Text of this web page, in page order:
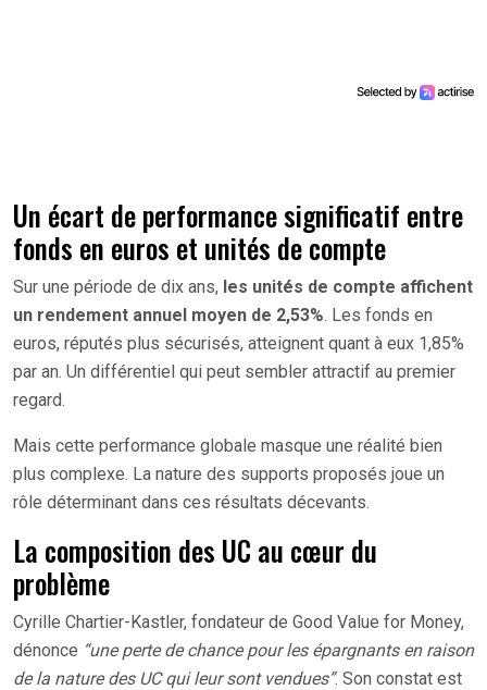
Un écart de performance significatif entre
fonds en euros et unités de compte
Sur une période de dix ans, les unités de compte affichent
un rendement annuel moyen de 2,53%. Les fonds en
euros, réputés plus sécurisés, atteignent quant à eux 1,85%
par an. Un différentiel qui peut sembler attractif au premier
regard.
Mais cette performance globale masque une réalité bien
plus complexe. La nature des supports proposés joue un
rôle déterminant dans ces résultats décevants.
La composition des UC au cœur du
problème
Cyrille Chartier-Kastler, fondateur de Good Value for Money,
dénonce “une perte de chance pour les épargnants en raison
de la nature des UC qui leur sont vendues”. Son constat est